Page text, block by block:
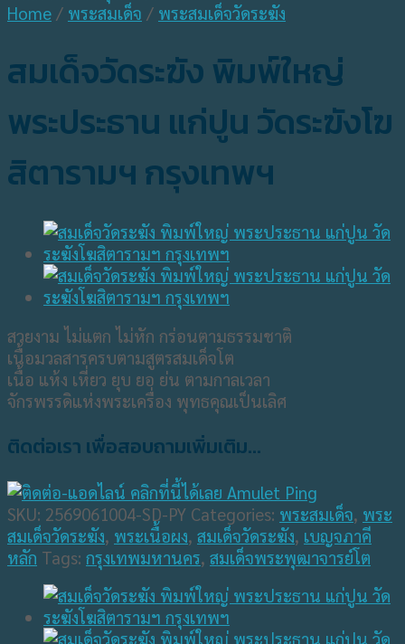
Home / พระสมเด็จ / พระสมเด็จวัดระฆัง
สมเด็จวัดระฆัง พิมพ์ใหญ่
พระประธาน แก่ปูน วัดระฆังโฆ
สิตารามฯ กรุงเทพฯ
สวยงาม ไม่แตก ไม่หัก กร่อนตามธรรมชาติ
เนื้อมวลสารครบตามสูตรสมเด็จโต
เนื้อ แห้ง เหี่ยว ยุบ ยอ ย่น ตามกาลเวลา
จักรพรรดิแห่งพระเครื่อง พุทธคุณเป็นเลิศ
ติดต่อเรา เพื่อสอบถามเพิ่มเติม...
SKU: 2569061004-SD-PY Categories: พระสมเด็จ, พระ
สมเด็จวัดระฆัง, พระเนื้อผง, สมเด็จวัดระฆัง, เบญจภาคี
หลัก Tags: กรุงเทพมหานคร, สมเด็จพระพุฒาจารย์โต